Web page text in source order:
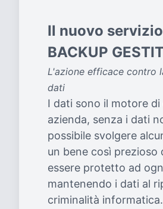
Il nuovo
BACKUP
L'azione efficace contro
dati
I dati sono il motore di
azienda, senza i dati
possibile svolgere
un bene così prezioso
essere protetto ad
mantenendo i dati al
criminalità informatica.